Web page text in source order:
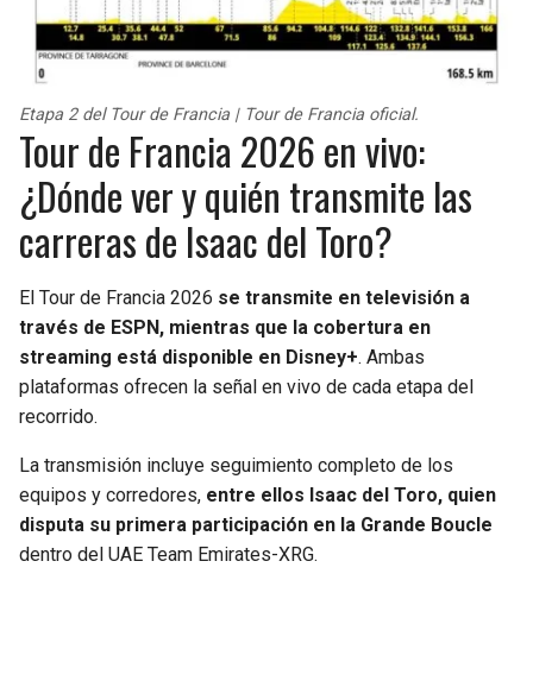
Etapa 2 del Tour de Francia | Tour de Francia oficial.
Tour de Francia 2026 en vivo:
¿Dónde ver y quién transmite las
carreras de Isaac del Toro?
El Tour de Francia 2026 se transmite en televisión a
través de ESPN, mientras que la cobertura en
streaming está disponible en Disney+. Ambas
plataformas ofrecen la señal en vivo de cada etapa del
recorrido.
La transmisión incluye seguimiento completo de los
equipos y corredores, entre ellos Isaac del Toro, quien
disputa su primera participación en la Grande Boucle
dentro del UAE Team Emirates-XRG.